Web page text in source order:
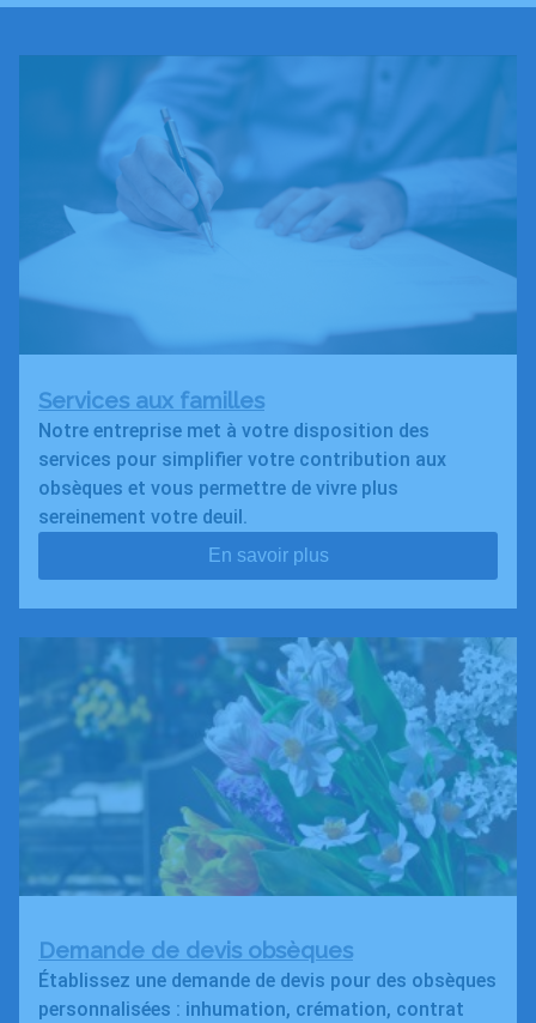
Services aux familles
Notre entreprise met à votre disposition des
services pour simplifier votre contribution aux
obsèques et vous permettre de vivre plus
sereinement votre deuil.
En savoir plus
Demande de devis obsèques
Établissez une demande de devis pour des obsèques
personnalisées : inhumation, crémation, contrat